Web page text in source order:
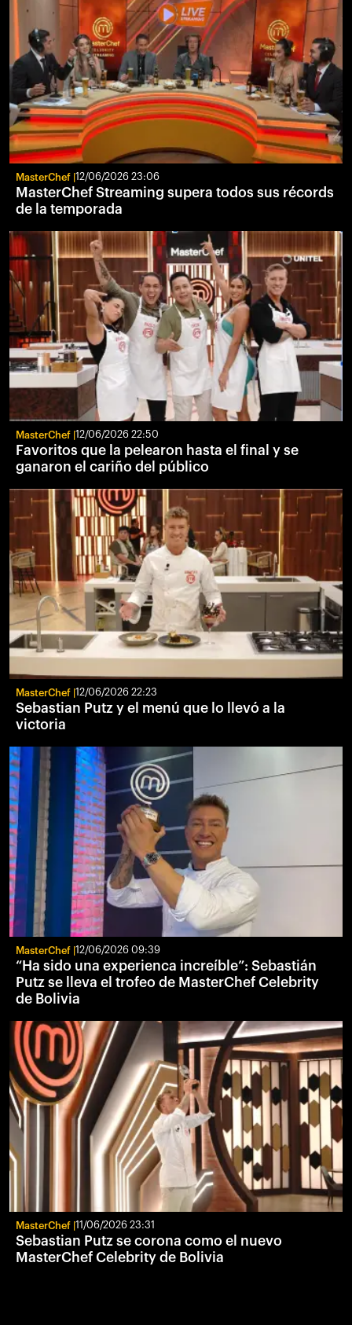
MasterChef 12/06/2026 23:06
MasterChef Streaming supera todos sus récords
de la temporada
MasterChef 12/06/2026 22:50
Favoritos que la pelearon hasta el final y se
ganaron el cariño del público
MasterChef 12/06/2026 22:23
Sebastian Putz y el menú que lo llevó a la
victoria
MasterChef 12/06/2026 09:39
“Ha sido una experienca increíble”: Sebastián
Putz se lleva el trofeo de MasterChef Celebrity
de Bolivia
MasterChef 11/06/2026 23:31
Sebastian Putz se corona como el nuevo
MasterChef Celebrity de Bolivia